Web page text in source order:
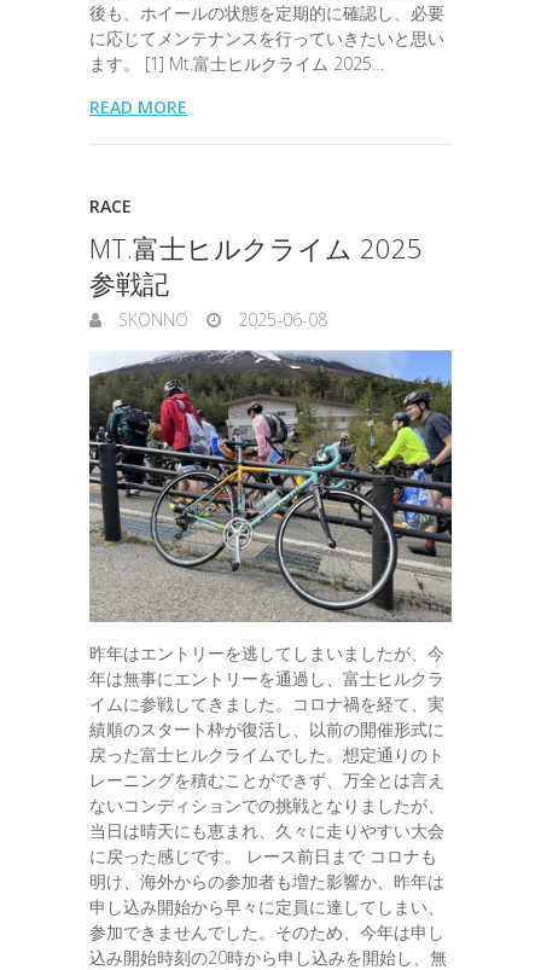
後も、ホイールの状態を定期的に確認し、必要
に応じてメンテナンスを行っていきたいと思い
ます。 [1] Mt.富士ヒルクライム 2025…
READ MORE
RACE
MT.富士ヒルクライム 2025
参戦記
SKONNO 2025-06-08
昨年はエントリーを逃してしまいましたが、今
年は無事にエントリーを通過し、富士ヒルクラ
イムに参戦してきました。コロナ禍を経て、実
績順のスタート枠が復活し、以前の開催形式に
戻った富士ヒルクライムでした。想定通りのト
レーニングを積むことができず、万全とは言え
ないコンディションでの挑戦となりましたが、
当日は晴天にも恵まれ、久々に走りやすい大会
に戻った感じです。 レース前日まで コロナも
明け、海外からの参加者も増た影響か、昨年は
申し込み開始から早々に定員に達してしまい、
参加できませんでした。そのため、今年は申し
込み開始時刻の20時から申し込みを開始し、無